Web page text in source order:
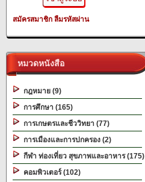
สมัครสมาชิก ลืมรหัสผ่าน
หมวดหนังสือ
กฎหมาย (9)
การศึกษา (165)
การเกษตรและชีววิทยา (77)
การเมืองและการปกครอง (2)
กีฬา ท่องเที่ยว สุขภาพและอาหาร (175)
คอมพิวเตอร์ (102)